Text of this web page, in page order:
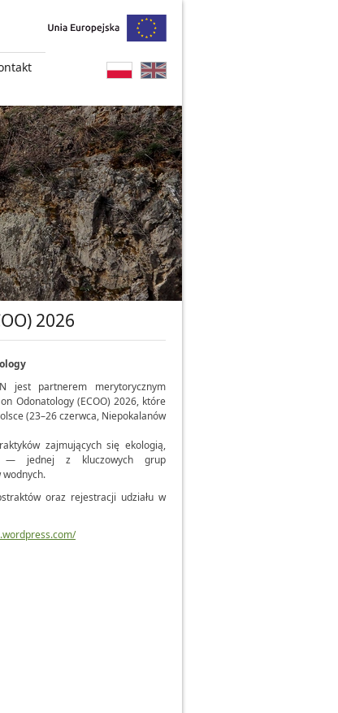
2026
jest partnerem merytorycznym
Odonatology (ECOO) 2026, które
(23–26 czerwca, Niepokalanów
zajmujących się ekologią,
— jednej z kluczowych grup
oraz rejestracji udziału w